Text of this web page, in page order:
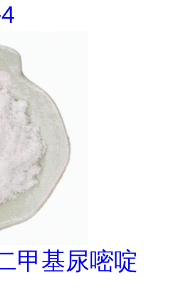
甲基尿嘧啶